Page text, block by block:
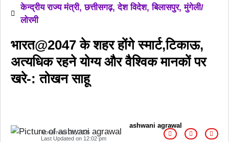
केन्द्रीय राज्य मंत्री,छत्तीसगढ़,देश विदेश,बिलासपुर,मुंगेली/
लोरमी
भारत@2047 के शहर होंगे स्मार्ट,टिकाऊ,
अत्यधिक रहने योग्य और वैश्विक मानकों पर
खरे-: तोखन साहू
ashwani agrawal
November 28, 2025
Last Updated on 12:02 pm